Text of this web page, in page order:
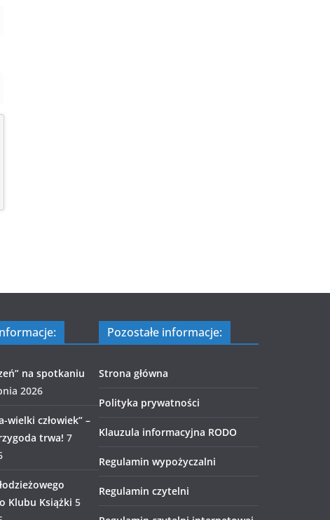
na spotkaniu
2026
wielki człowiek” –
trwa! 7
Klubu Książki 5
Pozostałe informacje:
Strona główna
Polityka prywatności
Klauzula informacyjna RODO
Regulamin wypożyczalni
Regulamin czytelni